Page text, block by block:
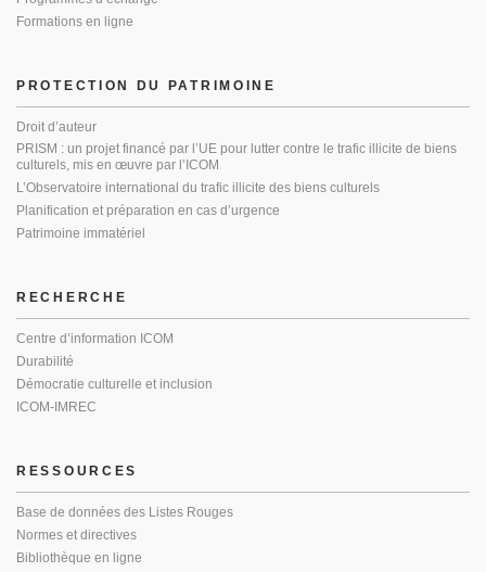
PROTECTION DU PATRIMOINE
Droit d’auteur
PRISM : un projet financé par l’UE pour lutter contre le trafic illicite de biens
culturels, mis en œuvre par l’ICOM
L’Observatoire international du trafic illicite des biens culturels
Planification et préparation en cas d’urgence
Patrimoine immatériel
Formations en ligne
RECHERCHE
Centre d’information ICOM
Durabilité
Démocratie culturelle et inclusion
ICOM-IMREC
RESSOURCES
Base de données des Listes Rouges
Normes et directives
Bibliothèque en ligne